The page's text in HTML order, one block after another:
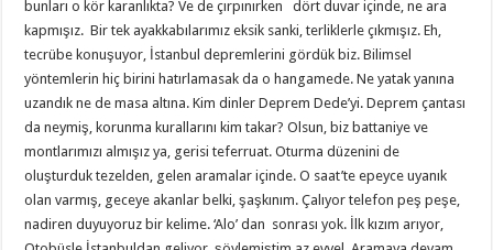
bunları o kör karanlıkta? Ve de çırpınırken dört duvar içinde, ne ara
kapmışız. Bir tek ayakkabılarımız eksik sanki, terliklerle çıkmışız. Eh,
tecrübe konuşuyor, İstanbul depremlerini gördük biz. Bilimsel
yöntemlerin hiç birini hatırlamasak da o hangamede. Ne yatak yanına
uzandık ne de masa altına. Kim dinler Deprem Dede’yi. Deprem çantası
da neymiş, korunma kurallarını kim takar? Olsun, biz battaniye ve
montlarımızı almışız ya, gerisi teferruat. Oturma düzenini de
oluşturduk tezelden, gelen aramalar içinde. O saat’te epeyce uyanık
olan varmış, geceye akanlar belki, şaşkınım. Çalıyor telefon peş peşe,
nadiren duyuyoruz bir kelime. ‘Alo’ dan sonrası yok. İlk kızım arıyor,